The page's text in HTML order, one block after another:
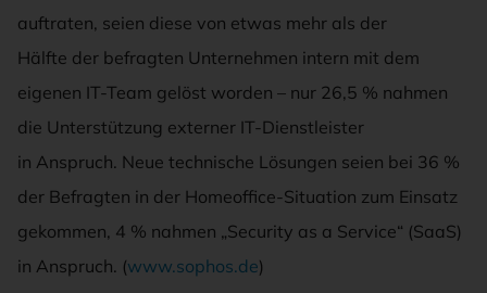
auftraten, seien diese von etwas mehr als der
Hälfte der befragten Unternehmen intern mit dem
eigenen IT-Team gelöst worden – nur 26,5 % nahmen
die Unterstützung externer IT-Dienstleister
in Anspruch. Neue technische Lösungen seien bei 36 %
der Befragten in der Homeoffice-Situation zum Einsatz
gekommen, 4 % nahmen „Security as a Service“ (SaaS)
in Anspruch. (www.sophos.de)